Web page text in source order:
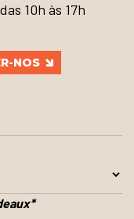
10h às 17h
NOS
*